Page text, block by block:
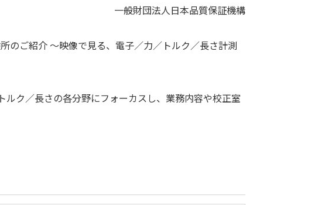
一般財団法人日本品質保証機構
のご紹介 ～映像で見る、電子／力／トルク／長さ計測
ク／長さの各分野にフォーカスし、業務内容や校正室